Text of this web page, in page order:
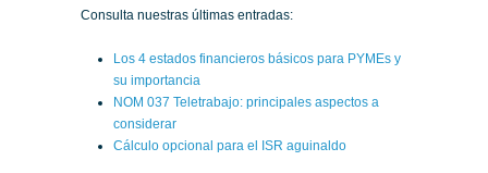
Consulta nuestras últimas entradas:
Los 4 estados financieros básicos para PYMEs y
su importancia
NOM 037 Teletrabajo: principales aspectos a
considerar
Cálculo opcional para el ISR aguinaldo